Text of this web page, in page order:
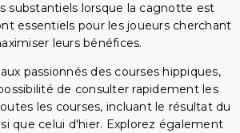
substantiels lorsque la cagnotte est
essentiels pour les joueurs cherchant
leurs bénéfices.
passionnés des courses hippiques,
de consulter rapidement les
les courses, incluant le résultat du
que celui d'hier. Explorez également